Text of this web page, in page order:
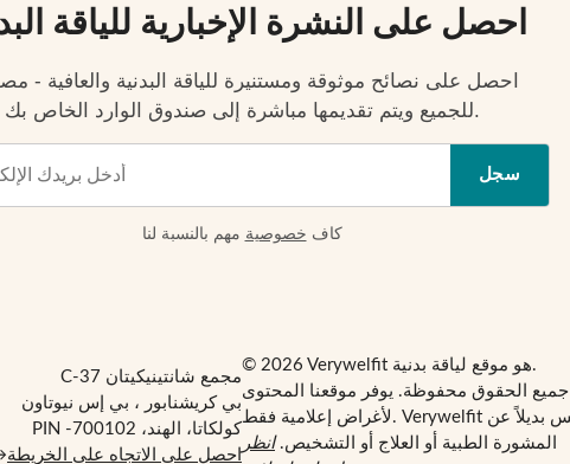
احصل على النشرة الإخبارية للياقة
احصل على نصائح موثوقة ومستنيرة للياقة البدنية والعافية -
للجميع ويتم تقديمها مباشرة إلى صندوق الوارد الخاص بك.
سجل
كاف خصوصية مهم بالنسبة لنا
مجمع شانتينيكيتان C-37
بي كريشنابور ، بي إس نيوتاون
كولكاتا، الهند، PIN -700102
احصل على الاتجاه على الخريطة
© 2026 Verywelfit هو موقع لياقة بدنية.
جميع الحقوق محفوظة. يوفر موقعنا المحتوى
لأغراض إعلامية فقط. Verywelfit ليس بديلاً عن
المشورة الطبية أو العلاج أو التشخيص.انظر